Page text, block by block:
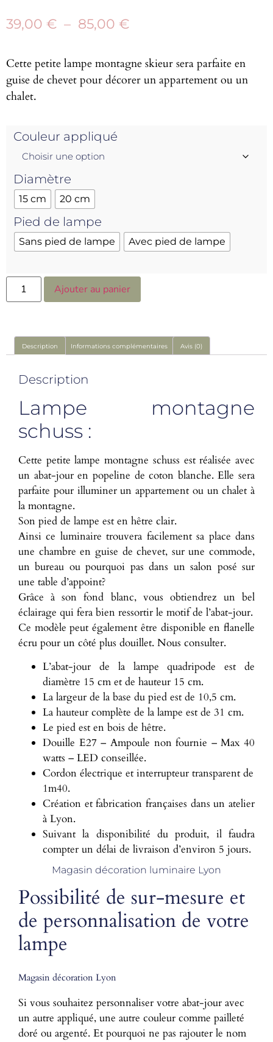
39,00 € – 85,00 €
Cette petite lampe montagne skieur sera parfaite en
guise de chevet pour décorer un appartement ou un
chalet.
Couleur appliqué
Diamètre
15 cm 20 cm
Pied de lampe
Sans pied de lampe Avec pied de lampe
Ajouter au panier
Description Informations complémentaires Avis (0)
Description
Lampe montagne
schuss :
Cette petite lampe montagne schuss est réalisée avec
un abat-jour en popeline de coton blanche. Elle sera
parfaite pour illuminer un appartement ou un chalet à
la montagne.
Son pied de lampe est en hêtre clair.
Ainsi ce luminaire trouvera facilement sa place dans
une chambre en guise de chevet, sur une commode,
un bureau ou pourquoi pas dans un salon posé sur
une table d’appoint?
Grâce à son fond blanc, vous obtiendrez un bel
éclairage qui fera bien ressortir le motif de l’abat-jour.
Ce modèle peut également être disponible en flanelle
écru pour un côté plus douillet. Nous consulter.
L’abat-jour de la lampe quadripode est de
diamètre 15 cm et de hauteur 15 cm.
La largeur de la base du pied est de 10,5 cm.
La hauteur complète de la lampe est de 31 cm.
Le pied est en bois de hêtre.
Douille E27 – Ampoule non fournie – Max 40
watts – LED conseillée.
Cordon électrique et interrupteur transparent de
1m40.
Création et fabrication françaises dans un atelier
à Lyon.
Suivant la disponibilité du produit, il faudra
compter un délai de livraison d’environ 5 jours.
Magasin décoration luminaire Lyon
Possibilité de sur-mesure et
de personnalisation de votre
lampe
Magasin décoration Lyon
Si vous souhaitez personnaliser votre abat-jour avec
un autre appliqué, une autre couleur comme pailleté
doré ou argenté. Et pourquoi ne pas rajouter le nom